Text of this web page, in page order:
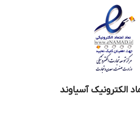
الکترونیک آسیاوند